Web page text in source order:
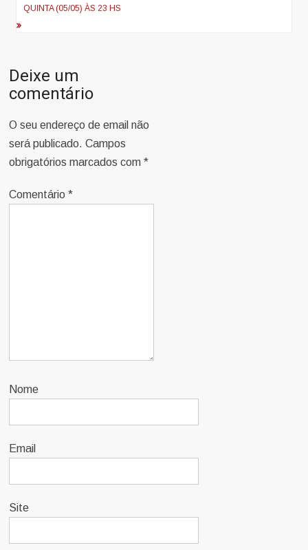
QUINTA (05/05) ÀS 23 HS
Deixe um
comentário
O seu endereço de email não
será publicado. Campos
obrigatórios marcados com*
Comentário*
Nome
Email
Site